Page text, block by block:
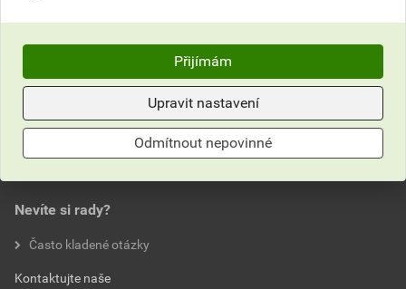
Hodnocení
0,0
hodnotilo 0 uživatelů
Nevíte si rady?
Často kladené otázky
Kontaktujte naše
Přijímám
Upravit nastavení
Odmítnout nepovinné